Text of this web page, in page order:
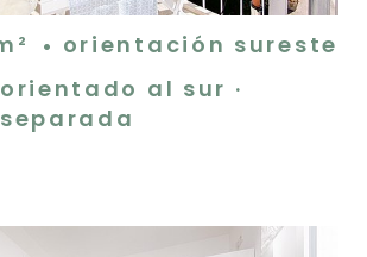
orientación sureste
al sur ·